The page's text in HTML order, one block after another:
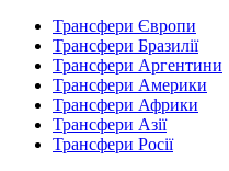
Трансфери Європи
Трансфери Бразилії
Трансфери Аргентини
Трансфери Америки
Трансфери Африки
Трансфери Азії
Трансфери Росії